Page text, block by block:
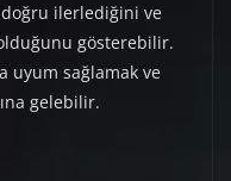
ilerlediğini ve
gösterebilir.
uyum sağlamak ve
gelebilir.